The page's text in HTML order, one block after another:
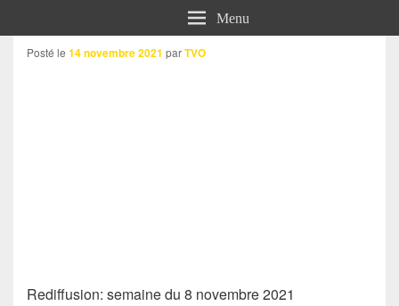
Menu
Posté le 14 novembre 2021 parTVO
Rediffusion: semaine du 8 novembre 2021